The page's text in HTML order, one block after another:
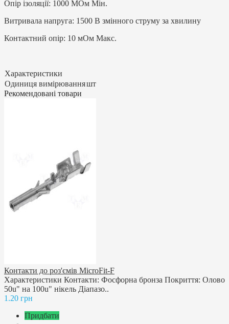
Опір ізоляції: 1000 МОм Мін.
Витривала напруга: 1500 В змінного струму за хвилину
Контактний опір: 10 мОм Макс.
Характеристики
Одиниця вимірюванняшт
Рекомендовані товари
Контакти до роз'ємів MicroFit-F
Характеристики Контакти: Фосфорна бронза Покриття: Олово
50u" на 100u" нікель Діапазо..
1.20 грн
Придбати